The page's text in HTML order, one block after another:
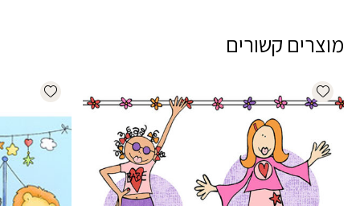
מוצרים קשורים
Add wishlist
wishlist